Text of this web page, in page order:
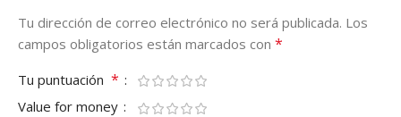
Tu dirección de correo electrónico no será publicada. Los
campos obligatorios están marcados con *
Tu puntuación *
Value for money